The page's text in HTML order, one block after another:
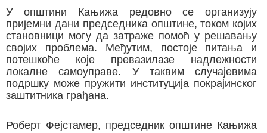
У општини Кањижа редовно се организују
пријемни дани председника општине, током којих
становници могу да затраже помоћ у решавању
својих проблема. Међутим, постоје питања и
потешкоће које превазилазе надлежности
локалне самоуправе. У таквим случајевима
подршку може пружити институција покрајинског
заштитника грађана.
Роберт Фејстамер, председник општине Кањижа